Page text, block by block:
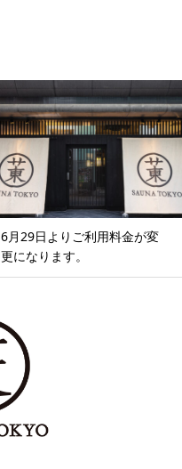
6月29日よりご利用料金が変
更になります。